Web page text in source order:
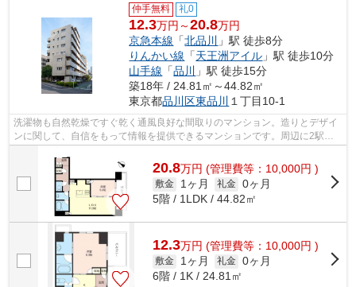
仲手無料 礼0
12.3万円～20.8万円
京急本線 「北品川
」駅 徒歩8分
りんかい線 「天王洲アイル 」駅 徒歩10分
山手線 「品川
」駅 徒歩15分
築18年 / 24.81㎡～44.82㎡
東京都品川区東品川 １丁目10-1
洗濯物も自然乾燥ですぐ乾く通風良好な間取りのマンション。造りとデザイ
ンに関して、自信をもって情報を提供できるマンションです。周辺に2駅あ
りの電車通勤しやすいマンションです。...
20.8万円 (管理費等：10,000円 )
敷金 1ヶ月 礼金 0ヶ月
5階 / 1LDK / 44.82㎡
12.3万円 (管理費等：10,000円 )
敷金 1ヶ月 礼金 0ヶ月
6階 / 1K / 24.81㎡